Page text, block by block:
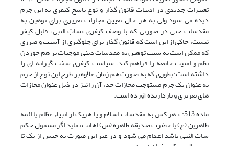
تغییرات جدیدی در ادبیات قانون گذار و نوع پاسخ کیفری به این جرم
دیده می شود ولی به هر حال تعیین مجازات تعزیری برای توهین به
مقدسات حتی در صورتی که با وصف کیفری «سابّ النبی» قابل کیفر
نیست، حاکی از این است که قانون گذار برای جلوگیری از آسیب و ضرری
که ممکن است به سبب توهین به مقدسات دینی موجبات بر هم خوردن
نظم و امنیت جامعه را فراهم کند، سیاست کیفری سخت گیرانه ای را
داشته است؛ بطوری که به صورت هم زمان علاوه بر طرح این نوع از جرم
به عنوان یک جرم مستوجب مجازات حد، آن را نیز در ذیل عنوان مجازات
های تعزیری و بازدارنده آورده است.
ماده 513: « هر کس به مقدسات اسلام و یا هریک از انبیاء عظام یا ائمه
طاهرین (ع) یا حضرت صدیقه طاهره (س) اهانت نماید اگر مشمول حکم
سابّ النبی باشد اعدام می شود و در غیر این صورت به حبس از یک تا